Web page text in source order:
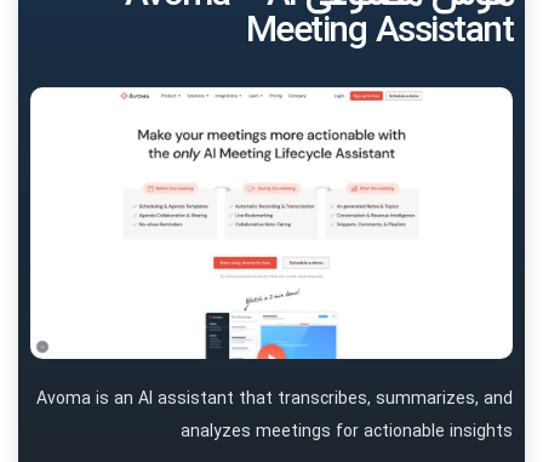
Meeting Assistant
Avoma is an AI assistant that transcribes, summarizes, and
analyzes meetings for actionable insights